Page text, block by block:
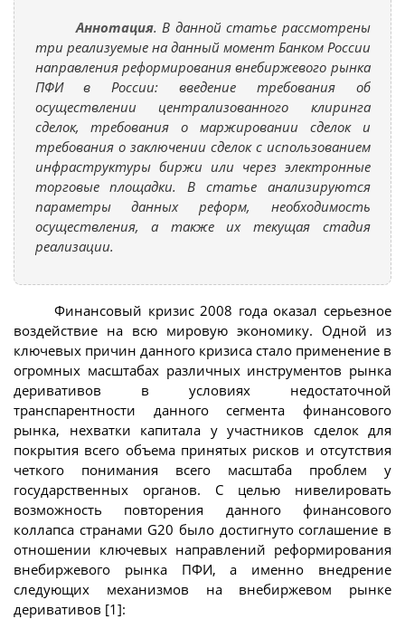
Аннотация. В данной статье рассмотрены
три реализуемые на данный момент Банком России
направления реформирования внебиржевого рынка
ПФИ в России: введение требования об
осуществлении централизованного клиринга
сделок, требования о маржировании сделок и
требования о заключении сделок с использованием
инфраструктуры биржи или через электронные
торговые площадки. В статье анализируются
параметры данных реформ, необходимость
осуществления, а также их текущая стадия
реализации.
Финансовый кризис 2008 года оказал серьезное
воздействие на всю мировую экономику. Одной из
ключевых причин данного кризиса стало применение в
огромных масштабах различных инструментов рынка
деривативов в условиях недостаточной
транспарентности данного сегмента финансового
рынка, нехватки капитала у участников сделок для
покрытия всего объема принятых рисков и отсутствия
четкого понимания всего масштаба проблем у
государственных органов. С целью нивелировать
возможность повторения данного финансового
коллапса странами G20 было достигнуто соглашение в
отношении ключевых направлений реформирования
внебиржевого рынка ПФИ, а именно внедрение
следующих механизмов на внебиржевом рынке
деривативов [1]: